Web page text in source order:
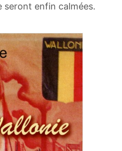
seront enfin calmées.